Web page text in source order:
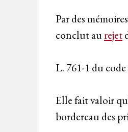
Par des
conclut aurejet
L. 761-1 du
Elle fait valoir
bordereau des